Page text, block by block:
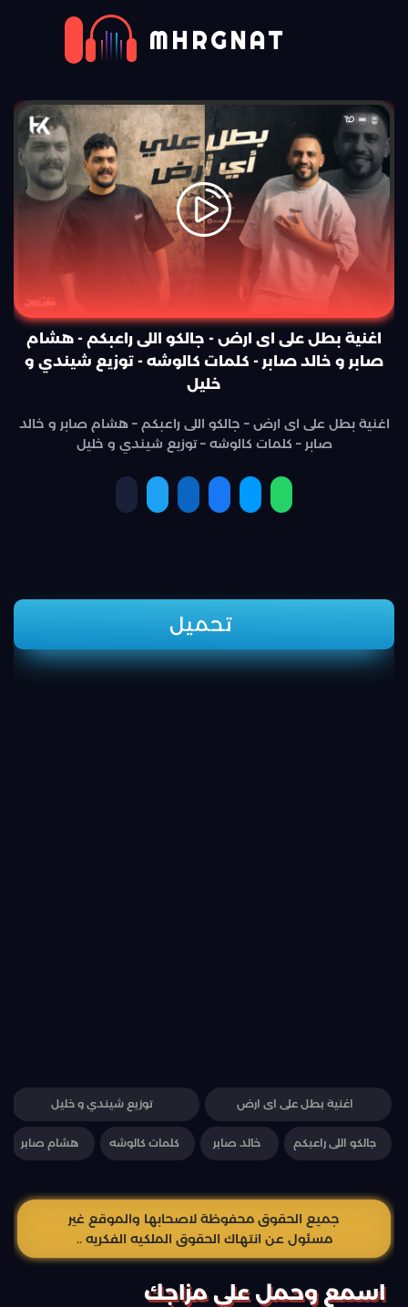
MHRGNAT
اغنية بطل على اى ارض - جالكو اللى راعبكم - هشام
صابر و خالد صابر - كلمات كالوشه - توزيع شيندي و
خليل
اغنية بطل على اى ارض – جالكو اللى راعبكم – هشام صابر و خالد
صابر – كلمات كالوشه – توزيع شيندي و خليل
تحميل
اغنية بطل على اى ارض توزيع شيندي و خليل
جالكو اللى راعبكم خالد صابر كلمات كالوشه هشام صابر
جميع الحقوق محفوظة لاصحابها والموقع غير
مسئول عن انتهاك الحقوق الملكيه الفكريه ..
اسمع وحمل علي مزاجك